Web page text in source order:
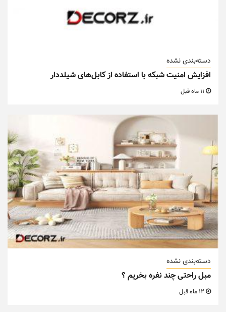
دسته‌بندی نشده
افزایش امنیت شبکه با استفاده از کابل‌های شیلددار
دسته‌بندی نشده
مبل راحتی چند نفره بخریم ؟